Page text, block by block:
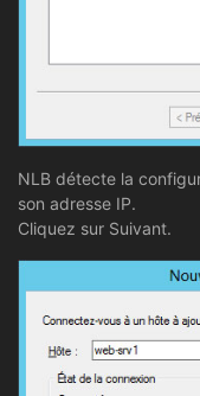
NLB détecte la
son adresse IP.
Cliquez sur Suivant.